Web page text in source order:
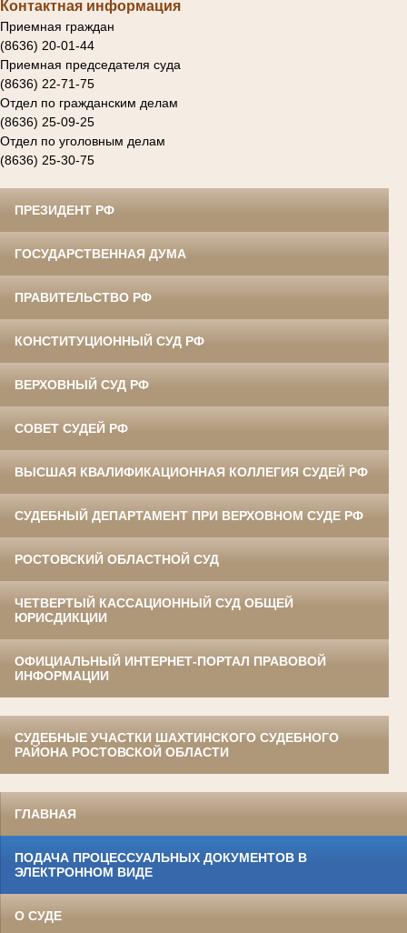
Контактная информация
Приемная граждан
(8636) 20-01-44
Приемная председателя суда
(8636) 22-71-75
Отдел по гражданским делам
(8636) 25-09-25
Отдел по уголовным делам
(8636) 25-30-75
ПРЕЗИДЕНТ РФ
ГОСУДАРСТВЕННАЯ ДУМА
ПРАВИТЕЛЬСТВО РФ
КОНСТИТУЦИОННЫЙ СУД РФ
ВЕРХОВНЫЙ СУД РФ
СОВЕТ СУДЕЙ РФ
ВЫСШАЯ КВАЛИФИКАЦИОННАЯ КОЛЛЕГИЯ СУДЕЙ РФ
СУДЕБНЫЙ ДЕПАРТАМЕНТ ПРИ ВЕРХОВНОМ СУДЕ РФ
РОСТОВСКИЙ ОБЛАСТНОЙ СУД
ЧЕТВЕРТЫЙ КАССАЦИОННЫЙ СУД ОБЩЕЙ
ЮРИСДИКЦИИ
ОФИЦИАЛЬНЫЙ ИНТЕРНЕТ-ПОРТАЛ ПРАВОВОЙ
ИНФОРМАЦИИ
СУДЕБНЫЕ УЧАСТКИ ШАХТИНСКОГО СУДЕБНОГО
РАЙОНА РОСТОВСКОЙ ОБЛАСТИ
ГЛАВНАЯ
ПОДАЧА ПРОЦЕССУАЛЬНЫХ ДОКУМЕНТОВ В
ЭЛЕКТРОННОМ ВИДЕ
О СУДЕ